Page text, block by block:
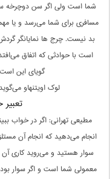
شما است ولی اگر سن دوچرخه
مسافری برای شما می‌رسد و یا
بد نیست. چرج ها نمایانگر
است با حوادثی که اتفاق
گویای این
لوک اویتنهاو
مطیعی تهرانی: اگر در خواب
انجام می‌دهید که انجام آن
سوار هستید و می‌روید کاری
معمولی شما است و اگر سوار